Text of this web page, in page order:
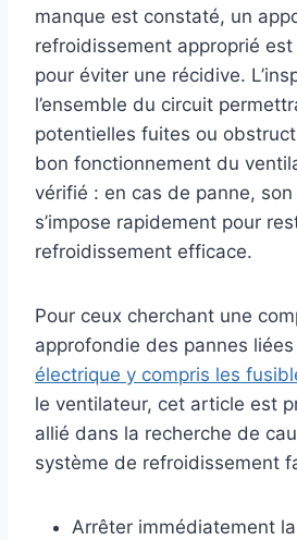
manque est constaté, un
refroidissement approprié
pour éviter une récidive.
l’ensemble du circuit
potentielles fuites ou
bon fonctionnement du
vérifié : en cas de panne,
s’impose rapidement pour
refroidissement efficace.
Pour ceux cherchant une
approfondie des pannes liées
électrique y compris les
le ventilateur, cet article est
allié dans la recherche de
système de refroidissement
Arrêter immédiatement